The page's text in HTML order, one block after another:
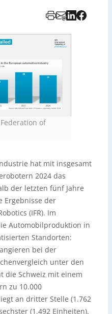
of
hat mit insgesamt
2024 das
der letzten fünf Jahre
Ergebnisse der
(IFR). Im
Automobilproduktion in
Standorten:
bei der
unter den
die Schweiz mit einem
zu 10.000
an dritter Stelle (1.762
(1.492 Einheiten),